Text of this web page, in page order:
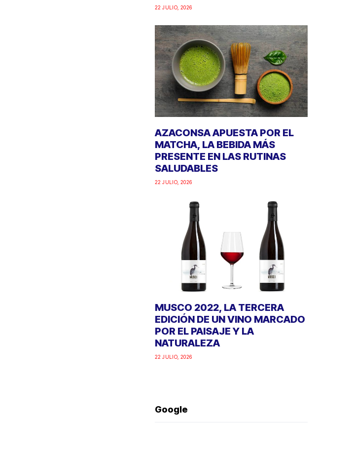
22 JULIO, 2026
AZACONSA APUESTA POR EL
MATCHA, LA BEBIDA MÁS
PRESENTE EN LAS RUTINAS
SALUDABLES
22 JULIO, 2026
MUSCO 2022, LA TERCERA
EDICIÓN DE UN VINO MARCADO
POR EL PAISAJE Y LA
NATURALEZA
22 JULIO, 2026
Google